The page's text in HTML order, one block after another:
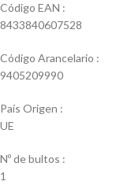
Código EAN :
8433840607528
Código Arancelario :
9405209990
País Origen :
UE
Nº de bultos :
1